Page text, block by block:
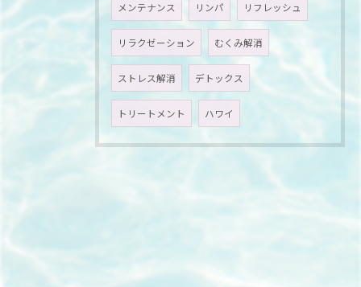
メンテナンス リンパ リフレッシュ
リラクゼーション むくみ解消
ストレス解消 デトックス
トリートメント ハワイ